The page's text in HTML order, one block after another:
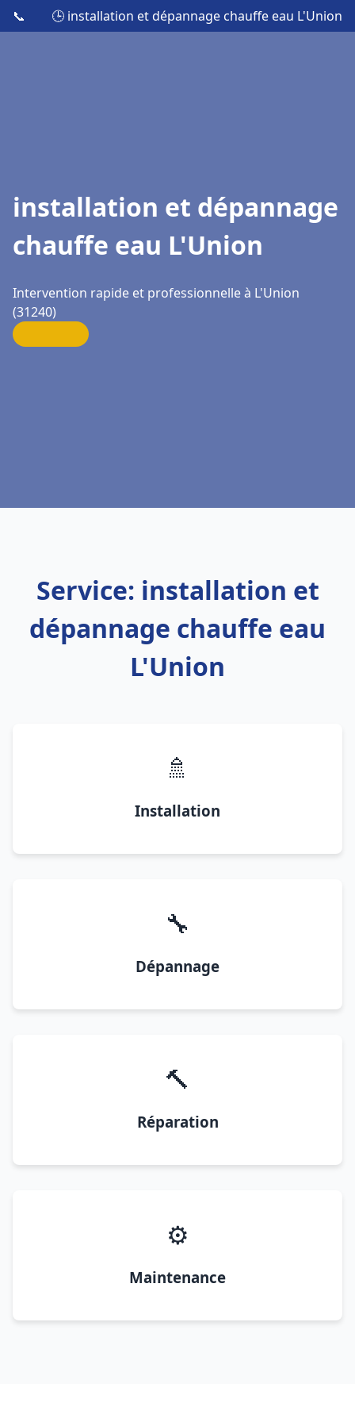
📞 🕒 installation et dépannage chauffe eau L'Union
installation et dépannage
chauffe eau L'Union
Intervention rapide et professionnelle à L'Union
(31240)
Service: installation et
dépannage chauffe eau
L'Union
🚿
Installation
🔧
Dépannage
🔨
Réparation
⚙️
Maintenance